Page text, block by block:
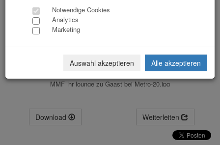
MMF_hr lounge zu Gaast bei Metro-20.jpg
Download Weiterleiten
Notwendige Cookies
Analytics
Marketing
Auswahl akzeptieren Alle akzeptieren